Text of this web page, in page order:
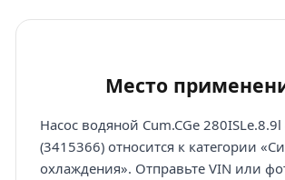
Место
Насос водяной Cum.CGe
(3415366) относится к категории
охлаждения». Отправьте VIN или